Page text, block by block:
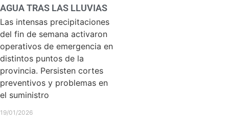
AGUA TRAS LAS LLUVIAS
Las intensas precipitaciones
del fin de semana activaron
operativos de emergencia en
distintos puntos de la
provincia. Persisten cortes
preventivos y problemas en
el suministro
19/01/2026